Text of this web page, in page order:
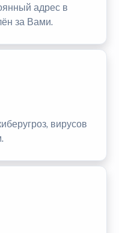
адрес в
за Вами.
вирусов